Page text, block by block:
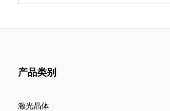
产品类别
激光晶体